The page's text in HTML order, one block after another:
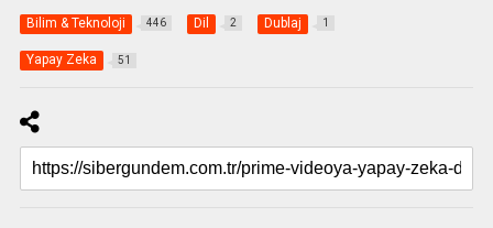
Bilim & Teknoloji 446 Dil 2 Dublaj 1
Yapay Zeka 51